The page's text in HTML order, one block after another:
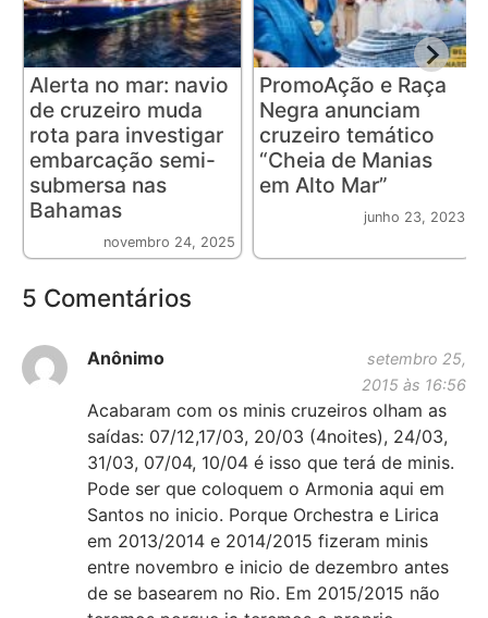
Alerta no mar: navio
de cruzeiro muda
rota para investigar
embarcação semi-
submersa nas
Bahamas
novembro 24, 2025
PromoAção e Raça
Negra anunciam
cruzeiro temático
“Cheia de Manias
em Alto Mar”
junho 23, 2023
5 Comentários
Anônimo
setembro 25,
2015 às 16:56
Acabaram com os minis cruzeiros olham as
saídas: 07/12,17/03, 20/03 (4noites), 24/03,
31/03, 07/04, 10/04 é isso que terá de minis.
Pode ser que coloquem o Armonia aqui em
Santos no inicio. Porque Orchestra e Lirica
em 2013/2014 e 2014/2015 fizeram minis
entre novembro e inicio de dezembro antes
de se basearem no Rio. Em 2015/2015 não